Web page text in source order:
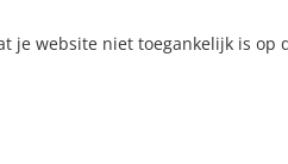
je website niet toegankelijk is op